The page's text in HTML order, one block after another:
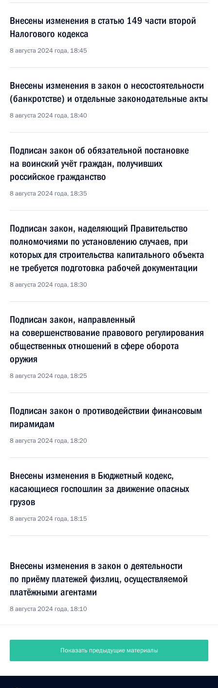
Внесены изменения в статью 149 части второй
Налогового кодекса
8 августа 2024 года, 18:45
Внесены изменения в закон о несостоятельности
(банкротстве) и отдельные законодательные акты
8 августа 2024 года, 18:40
Подписан закон об обязательной постановке
на воинский учёт граждан, получивших
российское гражданство
8 августа 2024 года, 18:35
Подписан закон, наделяющий Правительство
полномочиями по установлению случаев, при
которых для строительства капитального объекта
не требуется подготовка рабочей документации
8 августа 2024 года, 18:30
Подписан закон, направленный
на совершенствование правового регулирования
общественных отношений в сфере оборота
оружия
8 августа 2024 года, 18:25
Подписан закон о противодействии финансовым
пирамидам
8 августа 2024 года, 18:20
Внесены изменения в Бюджетный кодекс,
касающиеся госпошлин за движение опасных
грузов
8 августа 2024 года, 18:15
Внесены изменения в закон о деятельности
по приёму платежей физлиц, осуществляемой
платёжными агентами
8 августа 2024 года, 18:10
Показать предыдущие материалы